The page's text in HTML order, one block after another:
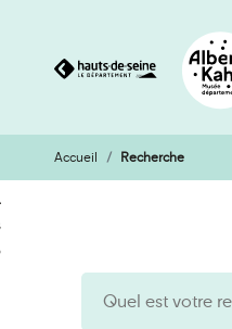
Aller
au
contenu
Aller
à
la
Accueil Recherche